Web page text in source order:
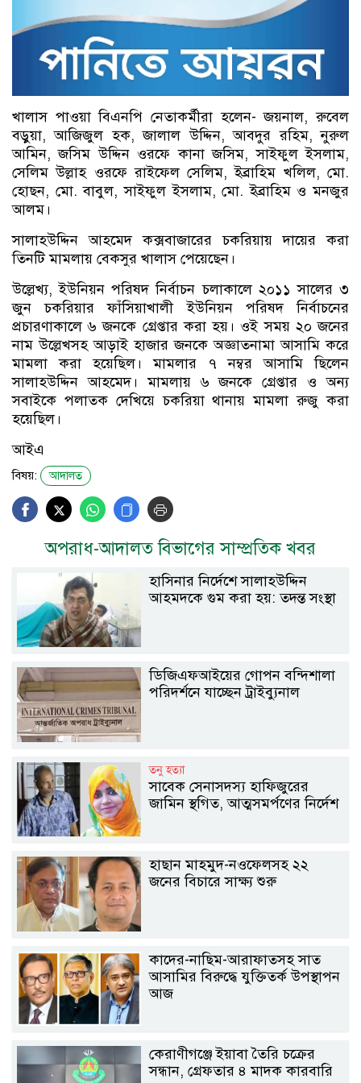
খালাস পাওয়া বিএনপি নেতাকর্মীরা হলেন- জয়নাল, রুবেল
বড়ুয়া, আজিজুল হক, জালাল উদ্দিন, আবদুর রহিম, নুরুল
আমিন, জসিম উদ্দিন ওরফে কানা জসিম, সাইফুল ইসলাম,
সেলিম উল্লাহ ওরফে রাইফেল সেলিম, ইব্রাহিম খলিল, মো.
হোছন, মো. বাবুল, সাইফুল ইসলাম, মো. ইব্রাহিম ও মনজুর
আলম।
সালাহউদ্দিন আহমেদ কক্সবাজারের চকরিয়ায় দায়ের করা
তিনটি মামলায় বেকসুর খালাস পেয়েছেন।
উল্লেখ্য, ইউনিয়ন পরিষদ নির্বাচন চলাকালে ২০১১ সালের ৩
জুন চকরিয়ার ফাঁসিয়াখালী ইউনিয়ন পরিষদ নির্বাচনের
প্রচারণাকালে ৬ জনকে গ্রেপ্তার করা হয়। ওই সময় ২০ জনের
নাম উল্লেখসহ আড়াই হাজার জনকে অজ্ঞাতনামা আসামি করে
মামলা করা হয়েছিল। মামলার ৭ নম্বর আসামি ছিলেন
সালাহউদ্দিন আহমেদ। মামলায় ৬ জনকে গ্রেপ্তার ও অন্য
সবাইকে পলাতক দেখিয়ে চকরিয়া থানায় মামলা রুজু করা
হয়েছিল।
আইএ
বিষয়: আদালত
অপরাধ-আদালত বিভাগের সাম্প্রতিক খবর
হাসিনার নির্দেশে সালাহউদ্দিন
আহমদকে গুম করা হয়: তদন্ত সংস্থা
ডিজিএফআইয়ের গোপন বন্দিশালা
পরিদর্শনে যাচ্ছেন ট্রাইব্যুনাল
তনু হত্যা
সাবেক সেনাসদস্য হাফিজুরের
জামিন স্থগিত, আত্মসমর্পণের নির্দেশ
হাছান মাহমুদ-নওফেলসহ ২২
জনের বিচারে সাক্ষ্য শুরু
কাদের-নাছিম-আরাফাতসহ সাত
আসামির বিরুদ্ধে যুক্তিতর্ক উপস্থাপন
আজ
কেরাণীগঞ্জে ইয়াবা তৈরি চক্রের
সন্ধান, গ্রেফতার ৪ মাদক কারবারি